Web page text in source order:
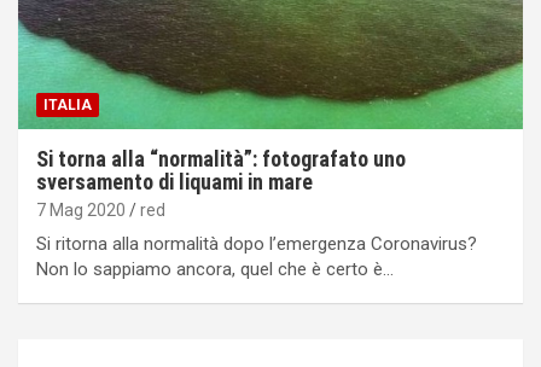
ITALIA
Si torna alla “normalità”: fotografato uno
sversamento di liquami in mare
7 Mag 2020 red
Si ritorna alla normalità dopo l’emergenza Coronavirus?
Non lo sappiamo ancora, quel che è certo è…